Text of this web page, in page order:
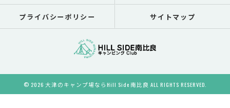
プライバシーポリシー サイトマップ
© 2026 大津のキャンプ場ならHill Side 南比良 ALL RIGHTS RESERVED.